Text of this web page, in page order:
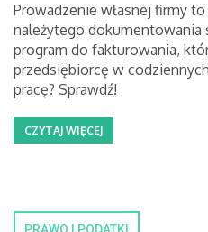
Prowadzenie własnej firmy
należytego dokumentowania
program do fakturowania,
przedsiębiorcę w
pracę? Sprawdź!
CZYTAJ WIĘCEJ